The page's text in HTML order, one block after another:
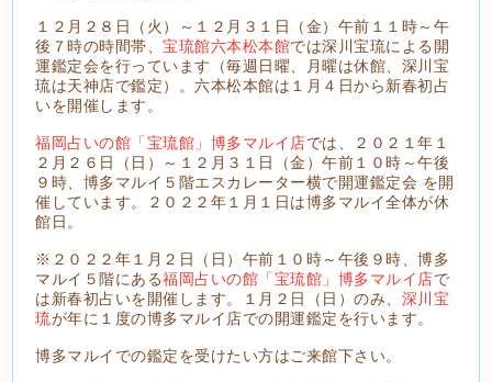
１２月２８日（火）～１２月３１日（金）午前１１時～午
後７時の時間帯、宝琉館六本松本館では深川宝琉による開
運鑑定会を行っています（毎週日曜、月曜は休館、深川宝
琉は天神店で鑑定）。六本松本館は１月４日から新春初占
いを開催します。
福岡占いの館「宝琉館」博多マルイ店では、２０２１年１
２月２６日（日）～１２月３１日（金）午前１０時～午後
９時、博多マルイ５階エスカレーター横で開運鑑定会 を開
催しています。２０２２年１月１日は博多マルイ全体が休
館日。
※２０２２年１月２日（日）午前１０時～午後９時、博多
マルイ５階にある福岡占いの館「宝琉館」博多マルイ店で
は新春初占いを開催します。１月２日（日）のみ、 深川宝
琉が年に１度の博多マルイ店での開運鑑定を行います。
博多マルイでの鑑定を受けたい方はご来館下さい。